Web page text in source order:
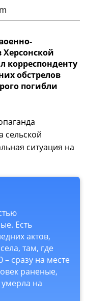
корреспонденту
обстрелов
погибли
сельской
ситуация на
Есть
актов,
там, где
сразу на месте
раненые,
на